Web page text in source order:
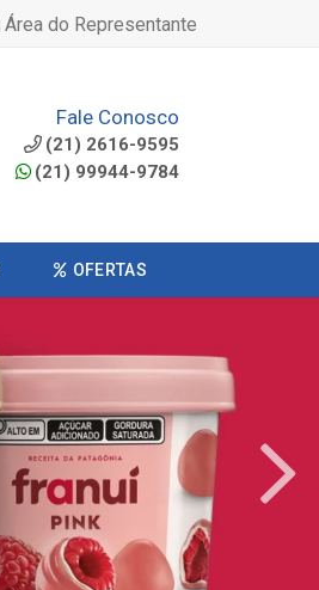
Área do Representante
Fale Conosco
(21) 2616-9595
(21) 99944-9784
OFERTAS